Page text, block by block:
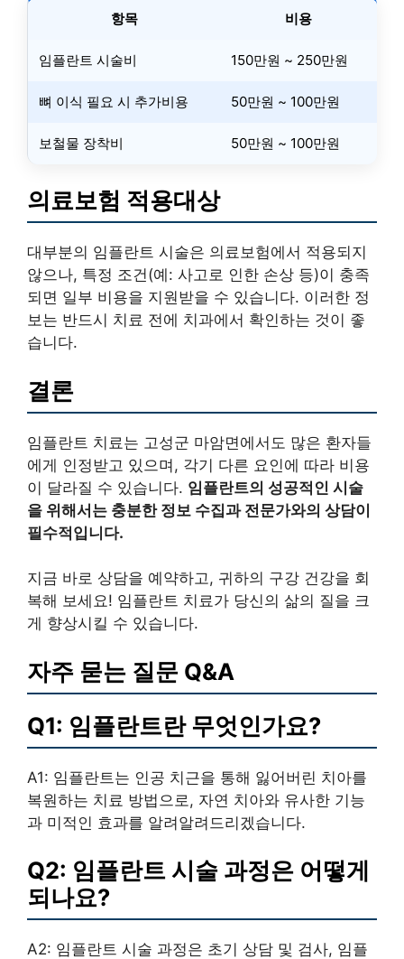
항목 비용
임플란트 시술비 150만원 ~ 250만원
뼈 이식 필요 시 추가비용 50만원 ~ 100만원
보철물 장착비 50만원 ~ 100만원
의료보험 적용대상
대부분의 임플란트 시술은 의료보험에서 적용되지
않으나, 특정 조건(예: 사고로 인한 손상 등)이 충족
되면 일부 비용을 지원받을 수 있습니다. 이러한 정
보는 반드시 치료 전에 치과에서 확인하는 것이 좋
습니다.
결론
임플란트 치료는 고성군 마암면에서도 많은 환자들
에게 인정받고 있으며, 각기 다른 요인에 따라 비용
이 달라질 수 있습니다. 임플란트의 성공적인 시술
을 위해서는 충분한 정보 수집과 전문가와의 상담이
필수적입니다.
지금 바로 상담을 예약하고, 귀하의 구강 건강을 회
복해 보세요! 임플란트 치료가 당신의 삶의 질을 크
게 향상시킬 수 있습니다.
자주 묻는 질문 Q&A
Q1: 임플란트란 무엇인가요?
A1: 임플란트는 인공 치근을 통해 잃어버린 치아를
복원하는 치료 방법으로, 자연 치아와 유사한 기능
과 미적인 효과를 알려알려드리겠습니다.
Q2: 임플란트 시술 과정은 어떻게
되나요?
A2: 임플란트 시술 과정은 초기 상담 및 검사, 임플